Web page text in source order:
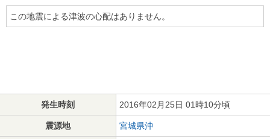
この地震による津波の心配はありません。
発生時刻 2016年02月25日 01時10分頃
震源地 宮城県沖